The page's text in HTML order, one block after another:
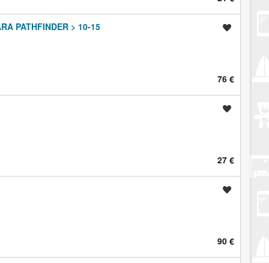
PATHFINDER > 10-15
76 €
27 €
90 €